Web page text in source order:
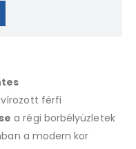
férfi
a régi borbélyüzletek
a modern kor